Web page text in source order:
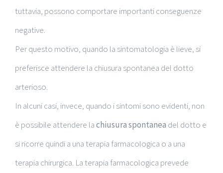
tuttavia, possono comportare importanti conseguenze
negative.
Per questo motivo, quando la sintomatologia è lieve, si
preferisce attendere la chiusura spontanea del dotto
arterioso.
In alcuni casi, invece, quando i sintomi sono evidenti, non
è possibile attendere lachiusura spontanea del dotto e
si ricorre quindi a una terapia farmacologica o a una
terapia chirurgica. La terapia farmacologica prevede